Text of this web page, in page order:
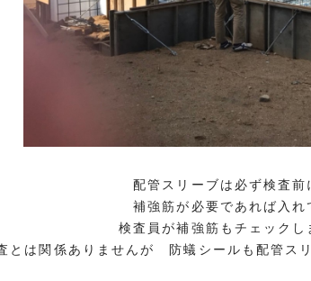
配管スリーブは必ず検査前
補強筋が必要であれば入れ
検査員が補強筋もチェックし
とは関係ありませんが 防蟻シールも配管ス